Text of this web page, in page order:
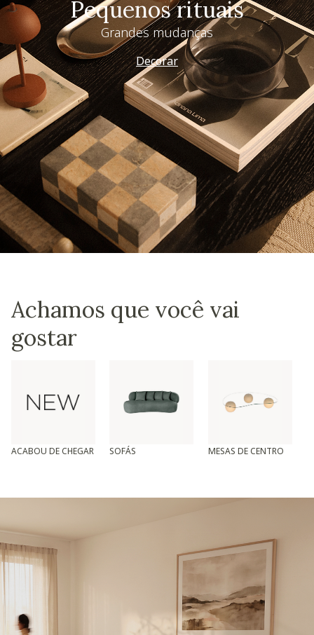
Pequenos rituais
Grandes mudanças
Decorar
Achamos que você vai
gostar
ACABOU DE CHEGAR SOFÁS MESAS DE CENTRO